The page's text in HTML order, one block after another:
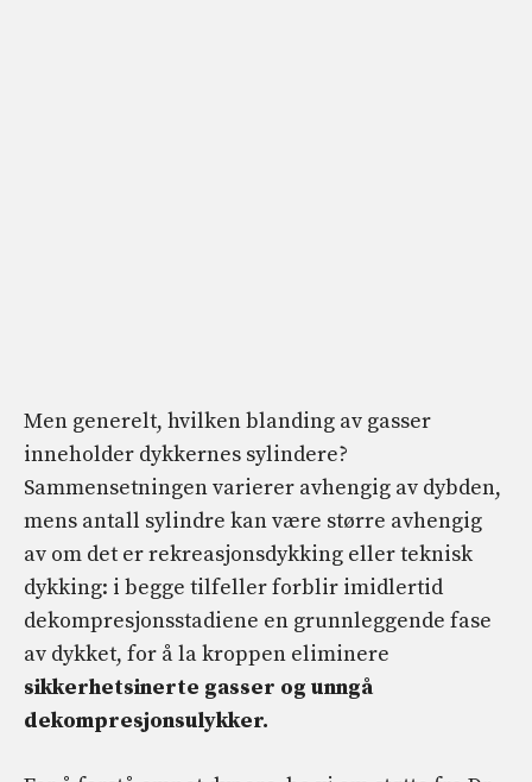
Men generelt, hvilken blanding av gasser
inneholder dykkernes sylindere?
Sammensetningen varierer avhengig av dybden,
mens antall sylindre kan være større avhengig
av om det er rekreasjonsdykking eller teknisk
dykking: i begge tilfeller forblir imidlertid
dekompresjonsstadiene en grunnleggende fase
av dykket, for å la kroppen eliminere
sikkerhetsinerte gasser og unngå
dekompresjonsulykker.